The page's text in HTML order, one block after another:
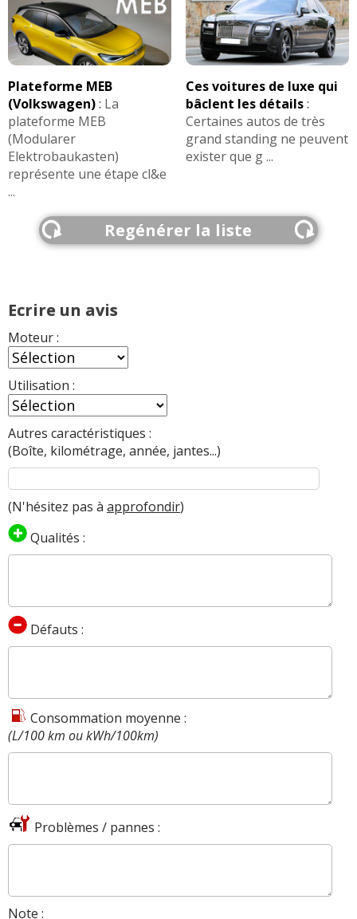
Plateforme MEB
(Volkswagen): La
plateforme MEB
(Modularer
Elektrobaukasten)
représente une étape cl&e
...
Ces voitures de luxe qui
bâclent les détails:
Certaines autos de très
grand standing ne peuvent
exister que g ...
Regénérer la liste
Ecrire un avis
Moteur :
Utilisation :
Autres caractéristiques :
(Boîte, kilométrage, année, jantes...)
(N'hésitez pas à approfondir)
Qualités :
Défauts :
Consommation moyenne :
(L/100 km ou kWh/100km)
Problèmes / pannes :
Note :